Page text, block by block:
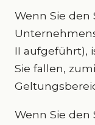
Wenn Sie
II aufgeführt),
Sie fallen,
Wenn Sie den